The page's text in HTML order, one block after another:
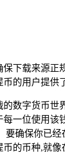
下载来源
的用户提供
数字货币世
一位使用该
确保你已经
的币种,就